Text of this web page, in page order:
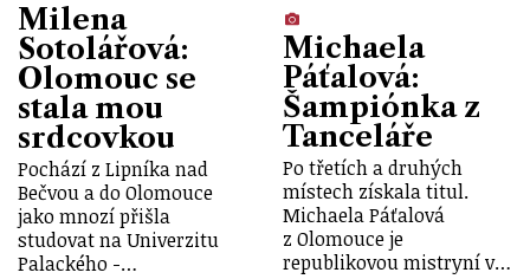
Milena
Sotolářová:
Olomouc se
stala mou
srdcovkou
Pochází z Lipníka nad
Bečvou a do Olomouce
jako mnozí přišla
studovat na Univerzitu
Palackého -…
Michaela
Páťalová:
Šampiónka z
Tanceláře
Po třetích a druhých
místech získala titul.
Michaela Páťalová
z Olomouce je
republikovou mistryní v…